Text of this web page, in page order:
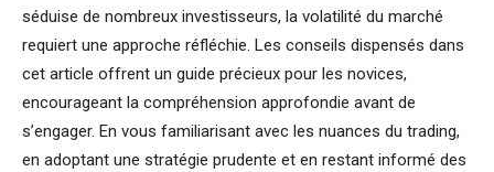
séduise de nombreux investisseurs, la volatilité du marché
requiert une approche réfléchie. Les conseils dispensés dans
cet article offrent un guide précieux pour les novices,
encourageant la compréhension approfondie avant de
s’engager. En vous familiarisant avec les nuances du trading,
en adoptant une stratégie prudente et en restant informé des